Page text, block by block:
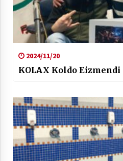
2024/11/20
KOLAX Koldo Eizmendi